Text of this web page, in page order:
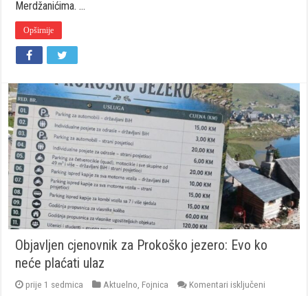
Merdžanićima. …
Opširnije
Objavljen cjenovnik za Prokoško jezero: Evo ko
neće plaćati ulaz
prije 1 sedmica Aktuelno Fojnica Komentari isključeni